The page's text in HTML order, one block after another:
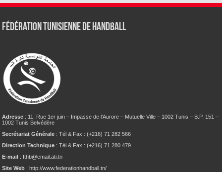
Fédération tunisienne de Handball
Adresse : 11, Rue 1er juin – Impasse de l’Aurore – Mutuelle Ville – 1002 Tunis – B.P. 151 –
1002 Tunis Belvédère
Secrétariat Générale : Tél & Fax : (+216) 71 282 566
Direction Technique : Tél & Fax : (+216) 71 280 479
E-mail : fthb@email.ati.tn
Site Web : http://www.federationhandball.tn/